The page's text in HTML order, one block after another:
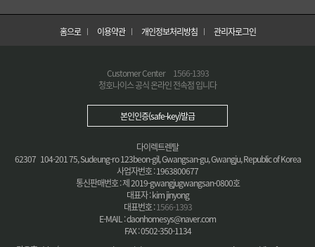
홈으로 이용약관 개인정보처리방침 관리자로그인
Customer Center
1566-1393
청호나이스 공식 온라인 전속점 입니다
본인인증(safe-key)발급
다이렉트렌탈
62307 104-201 75, Sudeung-ro 123beon-gil, Gwangsan-gu, Gwangju, Republic of Korea
사업자번호 : 1963800677
통신판매번호 : 제 2019-gwangjugwangsan-0800호
대표자 : kim jinyong
대표번호 :1566-1393
E-MAIL : daonhomesys@naver.com
FAX : 0502-350-1134